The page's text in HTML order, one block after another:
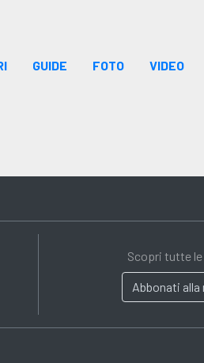
GUIDE FOTO VIDEO
Scopri tutte
Abbonati